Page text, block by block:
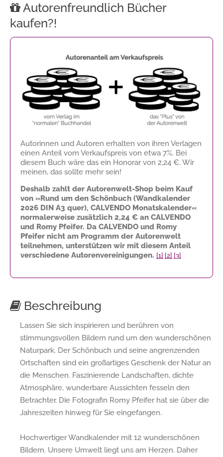
Autorenfreundlich Bücher
kaufen?!
Autorinnen und Autoren erhalten von ihren Verlagen
einen Anteil vom Verkaufspreis von etwa 7%. Bei
diesem Buch wäre das ein Honorar von 2,24 €. Wir
meinen, das sollte mehr sein!
Deshalb zahlt der Autorenwelt-Shop beim Kauf
von »Rund um den Schönbuch (Wandkalender
2026 DIN A3 quer), CALVENDO Monatskalender«
normalerweise zusätzlich 2,24 € an CALVENDO
und Romy Pfeifer. Da CALVENDO und Romy
Pfeifer nicht am Programm der Autorenwelt
teilnehmen, unterstützen wir mit diesem Anteil
verschiedene Autorenvereinigungen. [1] [2] [3]
Beschreibung
Lassen Sie sich inspirieren und berühren von
stimmungsvollen Bildern rund um den wunderschönen
Naturpark. Der Schönbuch und seine angrenzenden
Ortschaften sind ein großartiges Geschenk der Natur an
die Menschen. Faszinierende Landschaften, dichte
Atmosphäre, wunderbare Aussichten fesseln den
Betrachter. Die Fotografin Romy Pfeifer hat sie über die
Jahreszeiten hinweg für Sie eingefangen.
Hochwertiger Wandkalender mit 12 wunderschönen
Bildern. Unsere Umwelt liegt uns am Herzen. Daher